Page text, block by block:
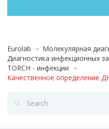
Eurolab
Молекулярная
Диагностика инфекционных
TORCH - инфекции
Качественное определение